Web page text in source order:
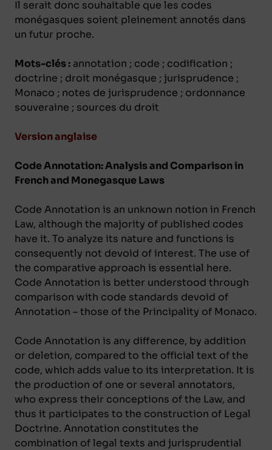
Il serait donc souhaitable que les codes
monégasques soient pleinement annotés dans
un futur proche.
Mots-clés : annotation ; code ; codification ;
doctrine ; droit monégasque ; jurisprudence ;
Monaco ; notes de jurisprudence ; ordonnance
souveraine ; sources du droit
Version anglaise
Code Annotation: Analysis and Comparison in
French and Monegasque Laws
Code Annotation is an unknown notion in French
Law, although the majority of published codes
have it. To analyze its nature and functions is
consequently not devoid of interest. The use of
the comparative approach is essential here.
Code Annotation is better understood through
comparison with code standards devoid of
Annotation – those of the Principality of Monaco.
Code Annotation is any difference, by addition
or deletion, compared to the official text of the
code, which adds value to its interpretation. It is
the production of one or several annotators,
who express their conceptions of the Law, and
thus it participates to the construction of Legal
Doctrine. Annotation constitutes the
combination of legal texts and jurisprudential